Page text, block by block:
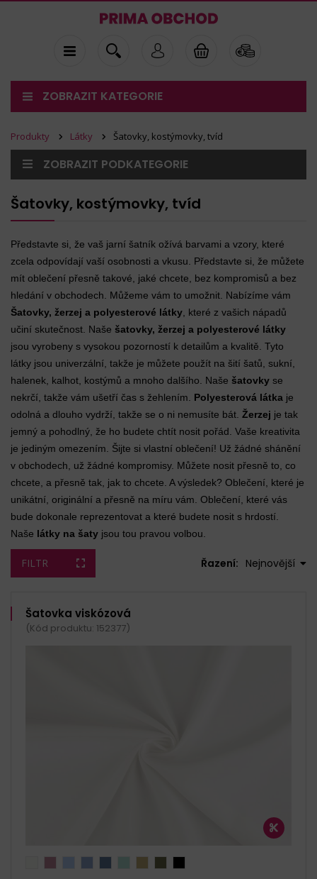
ZOBRAZIT KATEGORIE
Produkty Látky Šatovky, kostýmovky, tvíd
ZOBRAZIT PODKATEGORIE
Šatovky, kostýmovky, tvíd
Představte si, že vaš jarní šatník ožívá barvami a vzory, které
zcela odpovídají vaší osobnosti a vkusu. Představte si, že můžete
mít oblečení přesně takové, jaké chcete, bez kompromisů a bez
hledání v obchodech. Můžeme vám to umožnit. Nabízíme vám
Šatovky, žerzej a polyesterové látky , které z vašich nápadů
učiní skutečnost. Naše šatovky, žerzej a polyesterové látky
jsou vyrobeny s vysokou pozorností k detailům a kvalitě. Tyto
látky jsou univerzální, takže je můžete použít na šití šatů, sukní,
halenek, kalhot, kostýmů a mnoho dalšího. Naše šatovky se
nekrčí, takže vám ušetří čas s žehlením. Polyesterová látka je
odolná a dlouho vydrží, takže se o ni nemusíte bát. Žerzej je tak
jemný a pohodlný, že ho budete chtít nosit pořád. Vaše kreativita
je jediným omezením. Šijte si vlastní oblečení! Už žádné shánění
v obchodech, už žádné kompromisy. Můžete nosit přesně to, co
chcete, a přesně tak, jak to chcete. A výsledek? Oblečení, které je
unikátní, originální a přesně na míru vám. Oblečení, které vás
bude dokonale reprezentovat a které budete nosit s hrdostí.
Naše látky na šaty jsou tou pravou volbou.
FILTR Řazení: Nejnovější
Šatovka viskózová
(Kód produktu: 152377)